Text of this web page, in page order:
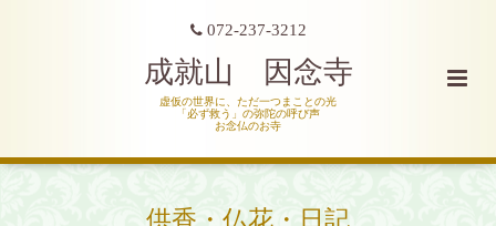
072-237-3212
成就山 因念寺
虚仮の世界に、ただ一つまことの光
「必ず救う」の弥陀の呼び声
お念仏のお寺
供香・仏花・日記